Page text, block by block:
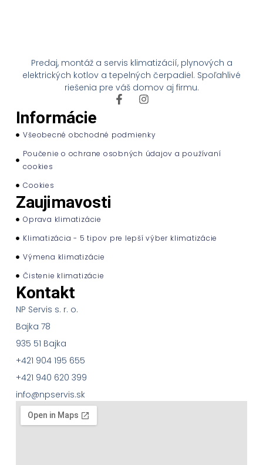
Predaj, montáž a servis klimatizácií, plynových a
elektrických kotlov a tepelných čerpadiel. Spoľahlivé
riešenia pre váš domov aj firmu.
Informácie
Všeobecné obchodné podmienky
Poučenie o ochrane osobných údajov a používaní
cookies
Cookies
Zaujimavosti
Oprava klimatizácie
Klimatizácia - 5 tipov pre lepší výber klimatizácie
Výmena klimatizácie
Čistenie klimatizácie
Kontakt
NP Servis s. r. o.
Bajka 78
935 51 Bajka
+421 904 195 655
+421 940 620 399
info@npservis.sk